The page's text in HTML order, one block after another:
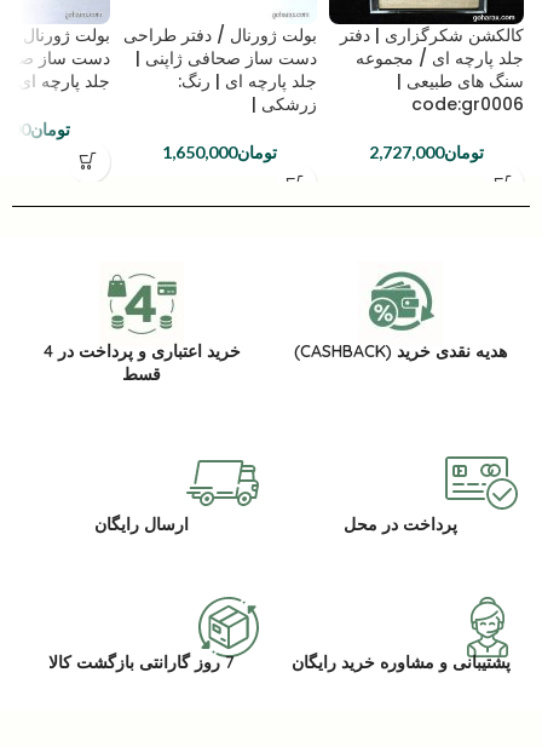
کالکشن شکرگزاری | دفتر
جلد پارچه ای / مجموعه
سنگ های طبیعی |
code:gr0006
تومان2,727,000
بولت ژورنال / دفتر طراحی
دست ساز صحافی ژاپنی |
جلد پارچه ای | رنگ:
زرشکی |
تومان1,650,000
بولت ژورنال
دست ساز
جلد پارچه ای
تومان
هدیه نقدی خرید (CASHBACK)
خرید اعتباری و پرداخت در 4
قسط
پرداخت در محل ارسال رایگان
پشتیبانی و مشاوره خرید رایگان 7 روز گارانتی بازگشت کالا